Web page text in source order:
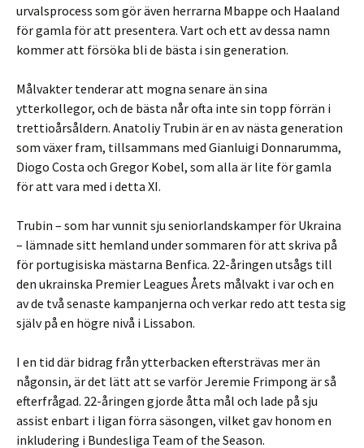
urvalsprocess som gör även herrarna Mbappe och Haaland
för gamla för att presentera. Vart och ett av dessa namn
kommer att försöka bli de bästa i sin generation.
Målvakter tenderar att mogna senare än sina
ytterkollegor, och de bästa når ofta inte sin topp förrän i
trettioårsåldern. Anatoliy Trubin är en av nästa generation
som växer fram, tillsammans med Gianluigi Donnarumma,
Diogo Costa och Gregor Kobel, som alla är lite för gamla
för att vara med i detta XI.
Trubin – som har vunnit sju seniorlandskamper för Ukraina
– lämnade sitt hemland under sommaren för att skriva på
för portugisiska mästarna Benfica. 22-åringen utsågs till
den ukrainska Premier Leagues Årets målvakt i var och en
av de två senaste kampanjerna och verkar redo att testa sig
själv på en högre nivå i Lissabon.
I en tid där bidrag från ytterbacken eftersträvas mer än
någonsin, är det lätt att se varför Jeremie Frimpong är så
efterfrågad. 22-åringen gjorde åtta mål och lade på sju
assist enbart i ligan förra säsongen, vilket gav honom en
inkludering i Bundesliga Team of the Season.